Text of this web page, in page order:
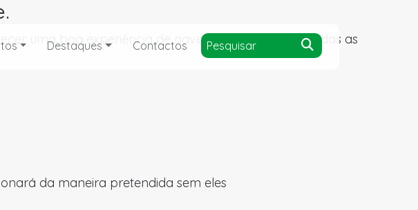
uma boa experiência de navegação e acesso a todas as
da maneira pretendida sem eles
Destaques Contactos